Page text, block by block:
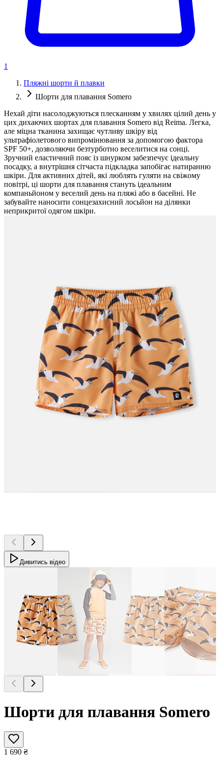
1
Пляжні шорти й плавки
Шорти для плавання Somero
Нехай діти насолоджуються плесканням у хвилях цілий день у
цих дихаючих шортах для плавання Somero від Reima. Легка,
але міцна тканина захищає чутливу шкіру від
ультрафіолетового випромінювання за допомогою фактора
SPF 50+, дозволяючи безтурботно веселитися на сонці.
Зручний еластичний пояс із шнурком забезпечує ідеальну
посадку, а внутрішня сітчаста підкладка запобігає натиранню
шкіри. Для активних дітей, які люблять гуляти на свіжому
повітрі, ці шорти для плавання стануть ідеальним
компаньйоном у веселий день на пляжі або в басейні. Не
забувайте наносити сонцезахисний лосьйон на ділянки
неприкритої одягом шкіри.
Дивитись відео
Шорти для плавання Somero
1 690 ₴